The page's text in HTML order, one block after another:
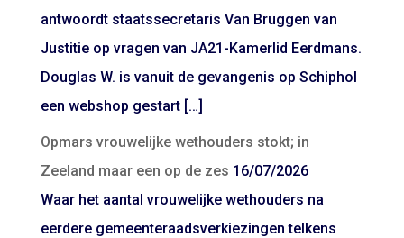
antwoordt staatssecretaris Van Bruggen van
Justitie op vragen van JA21-Kamerlid Eerdmans.
Douglas W. is vanuit de gevangenis op Schiphol
een webshop gestart […]
Opmars vrouwelijke wethouders stokt; in
Zeeland maar een op de zes 16/07/2026
Waar het aantal vrouwelijke wethouders na
eerdere gemeenteraadsverkiezingen telkens